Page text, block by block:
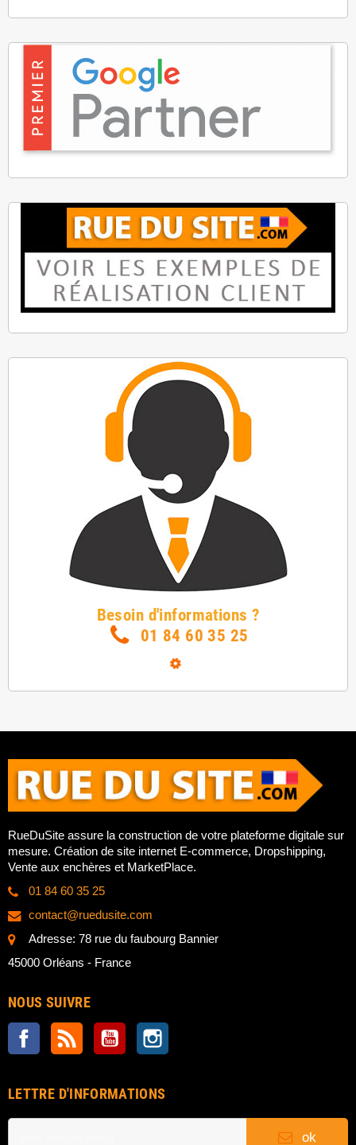
Besoin d'informations ?
01 84 60 35 25
RueDuSite assure la construction de votre plateforme digitale sur
mesure. Création de site internet E-commerce, Dropshipping,
Vente aux enchères et MarketPlace.
01 84 60 35 25
contact@ruedusite.com
Adresse: 78 rue du faubourg Bannier
45000 Orléans - France
NOUS SUIVRE
Facebook Rss YouTube
LETTRE D'INFORMATIONS
ok